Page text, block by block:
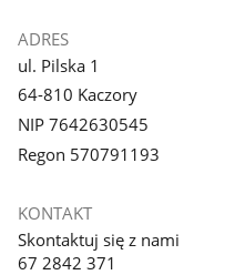
ADRES
ul. Pilska 1
64-810 Kaczory
NIP 7642630545
Regon 570791193
KONTAKT
Skontaktuj się z nami
67 2842 371